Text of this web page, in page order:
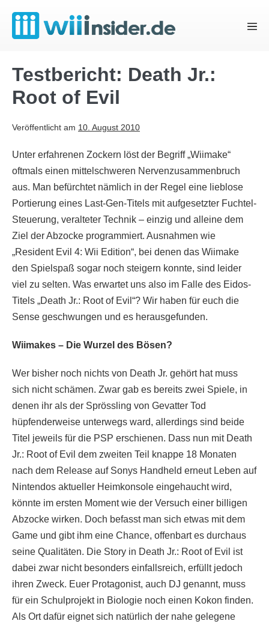
Inhalt
springen
Testbericht: Death Jr.:
Root of Evil
Veröffentlicht am 10. August 2010
Unter erfahrenen Zockern löst der Begriff „Wiimake“
oftmals einen mittelschweren Nervenzusammenbruch
aus. Man befürchtet nämlich in der Regel eine lieblose
Portierung eines Last-Gen-Titels mit aufgesetzter Fuchtel-
Steuerung, veralteter Technik – einzig und alleine dem
Ziel der Abzocke programmiert. Ausnahmen wie
„Resident Evil 4: Wii Edition“, bei denen das Wiimake
den Spielspaß sogar noch steigern konnte, sind leider
viel zu selten. Was erwartet uns also im Falle des Eidos-
Titels „Death Jr.: Root of Evil“? Wir haben für euch die
Sense geschwungen und es herausgefunden.
Wiimakes – Die Wurzel des Bösen?
Wer bisher noch nichts von Death Jr. gehört hat muss
sich nicht schämen. Zwar gab es bereits zwei Spiele, in
denen ihr als der Sprössling von Gevatter Tod
hüpfenderweise unterwegs ward, allerdings sind beide
Titel jeweils für die PSP erschienen. Dass nun mit Death
Jr.: Root of Evil dem zweiten Teil knappe 18 Monaten
nach dem Release auf Sonys Handheld erneut Leben auf
Nintendos aktueller Heimkonsole eingehaucht wird,
könnte im ersten Moment wie der Versuch einer billigen
Abzocke wirken. Doch befasst man sich etwas mit dem
Game und gibt ihm eine Chance, offenbart es durchaus
seine Qualitäten. Die Story in Death Jr.: Root of Evil ist
dabei zwar nicht besonders einfallsreich, erfüllt jedoch
ihren Zweck. Euer Protagonist, auch DJ genannt, muss
für ein Schulprojekt in Biologie noch einen Kokon finden.
Als Ort dafür eignet sich natürlich der nahe gelegene